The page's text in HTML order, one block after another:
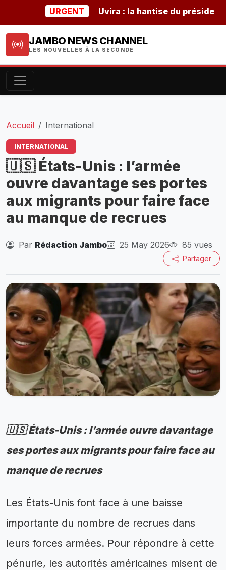
URGENT Uvira : la hantise du président
JAMBO NEWS CHANNEL
LES NOUVELLES À LA SECONDE
Accueil International
INTERNATIONAL
🇺🇸 États-Unis : l’armée
ouvre davantage ses portes
aux migrants pour faire face
au manque de recrues
Par Rédaction Jambo 25 May 2026 85 vues
Partager
🇺🇸 États-Unis : l’armée ouvre davantage
ses portes aux migrants pour faire face au
manque de recrues
Les États-Unis font face à une baisse
importante du nombre de recrues dans
leurs forces armées. Pour répondre à cette
pénurie, les autorités américaines misent de